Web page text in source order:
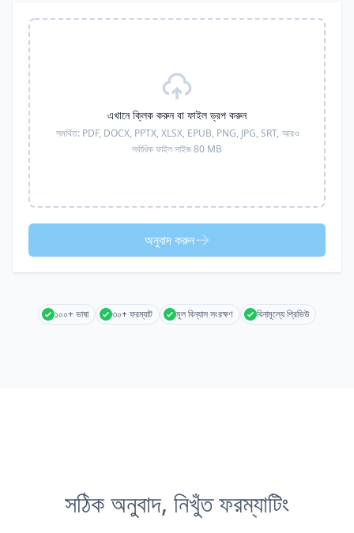
এখানে ক্লিক করুন বা ফাইল ড্রপ করুন
সমর্থিত: PDF, DOCX, PPTX, XLSX, EPUB, PNG, JPG, SRT, আরও
সর্বাধিক ফাইল সাইজ 80 MB
অনুবাদ করুন
১০০+ ভাষা ৩০+ ফরম্যাট মূল বিন্যাস সংরক্ষণ বিনামূল্যে প্রিভিউ
সঠিক অনুবাদ, নিখুঁত ফরম্যাটিং